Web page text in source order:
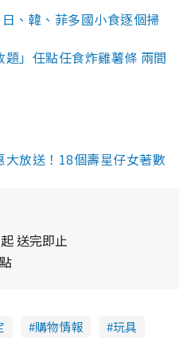
、韓、菲多國小食逐個掃
題」任點任食炸雞薯條 兩間
大放送！18個壽星仔女著數
送完即止
購物情報 玩具